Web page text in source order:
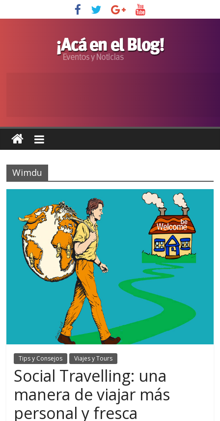
Wimdu
Tips y Consejos Viajes y Tours
Social Travelling: una
manera de viajar más
personal y fresca